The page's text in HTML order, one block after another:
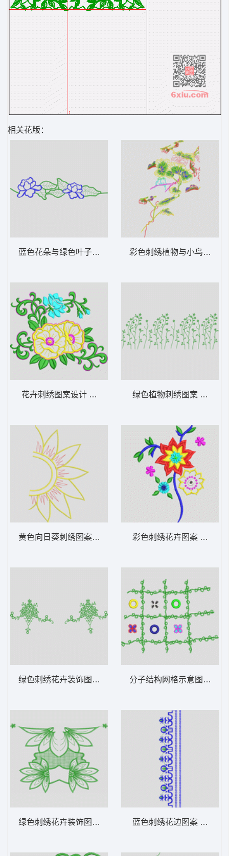
相关花版：
蓝色花朵与绿色叶子图案 花型
花卉刺绣图案设计 花型
黄色向日葵刺绣图案 花型
绿色刺绣花卉装饰图案 花型
绿色刺绣花卉装饰图案 花型
彩色刺绣植物与小鸟图案
绿色植物刺绣图案 花型
彩色刺绣花卉图案 花型
分子结构网格示意图 花型
蓝色刺绣花边图案 花型